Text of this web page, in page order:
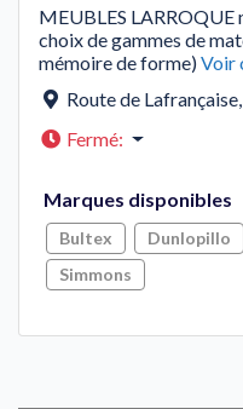
MEUBLES
choix de gammes de
mémoire de forme)Voir
Route de Lafrançaise,
Fermé:
Marques disponibles
Bultex Dunlopillo
Simmons